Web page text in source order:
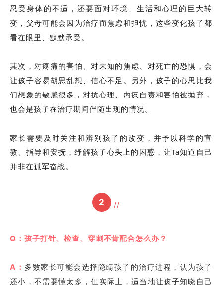
忍受身体的不适，还要面对环境、生活和心理的巨大转
变，父母可能会因为治疗而焦虑和担忧，这些变化孩子都
看在眼里、默默承受。
其次，对疼痛的害怕、对未知的焦虑、对死亡的恐惧，会
让孩子容易胡思乱想、信心不足。另外，孩子的心思比我
们想象的敏感很多，对抗心理、内疚自责和害怕被抛弃，
也会是孩子在治疗期间伴随出现的情况。
家长需要及时关注和辨别孩子的改变，并予以科学的宣
教、指导和安抚，纾解孩子心头上的困惑，让Ta知道自己
并非在孤军奋战。
2 //
Q：孩子打针、检查、穿刺不肯配合怎么办？
A： 多数家长可能会选择隐瞒孩子的治疗进程，认为孩子
还小，不需要懂太多，但实际上，适当地让孩子知晓自己